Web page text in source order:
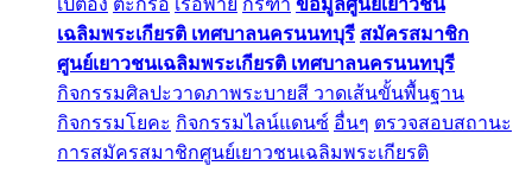
เปตอง ตะกร้อ เรือพาย กรีฑา ข้อมูลศูนย์เยาวชน
เฉลิมพระเกียรติ เทศบาลนครนนทบุรี สมัครสมาชิก
ศูนย์เยาวชนเฉลิมพระเกียรติ เทศบาลนครนนทบุรี
กิจกรรมศิลปะวาดภาพระบายสี วาดเส้นขั้นพื้นฐาน
กิจกรรมโยคะ กิจกรรมไลน์แดนซ์ อื่นๆ ตรวจสอบสถานะ
การสมัครสมาชิกศูนย์เยาวชนเฉลิมพระเกียรติ